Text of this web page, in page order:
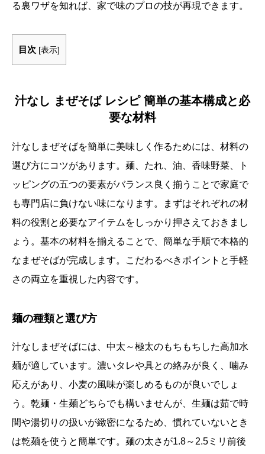
る裏ワザを知れば、家で味のプロの技が再現できます。
目次 [表示]
汁なし まぜそば レシピ 簡単の基本構成と必
要な材料
汁なしまぜそばを簡単に美味しく作るためには、材料の
選び方にコツがあります。麺、たれ、油、香味野菜、ト
ッピングの五つの要素がバランス良く揃うことで家庭で
も専門店に負けない味になります。まずはそれぞれの材
料の役割と必要なアイテムをしっかり押さえておきまし
ょう。基本の材料を揃えることで、簡単な手順で本格的
なまぜそばが完成します。こだわるべきポイントと手軽
さの両立を重視した内容です。
麺の種類と選び方
汁なしまぜそばには、中太～極太のもちもちした高加水
麺が適しています。濃いタレや具との絡みが良く、噛み
応えがあり、小麦の風味が楽しめるものが良いでしょ
う。乾麺・生麺どちらでも構いませんが、生麺は茹で時
間や湯切りの扱いが緻密になるため、慣れていないとき
は乾麺を使うと簡単です。麺の太さが1.8～2.5ミリ前後